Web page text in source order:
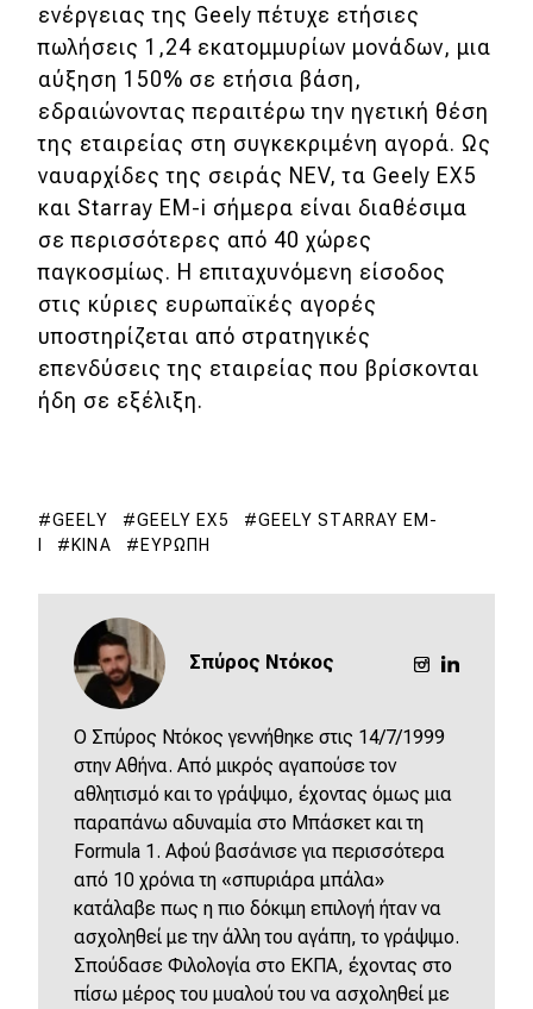
ενέργειας της Geely πέτυχε ετήσιες
πωλήσεις 1,24 εκατομμυρίων μονάδων, μια
αύξηση 150% σε ετήσια βάση,
εδραιώνοντας περαιτέρω την ηγετική θέση
της εταιρείας στη συγκεκριμένη αγορά. Ως
ναυαρχίδες της σειράς NEV, τα Geely EΧ5
και Starray EM-i σήμερα είναι διαθέσιμα
σε περισσότερες από 40 χώρες
παγκοσμίως. Η επιταχυνόμενη είσοδος
στις κύριες ευρωπαϊκές αγορές
υποστηρίζεται από στρατηγικές
επενδύσεις της εταιρείας που βρίσκονται
ήδη σε εξέλιξη.
GEELY GEELY EX5
GEELY STARRAY EM-
ΚΊΝΑ ΕΥΡΏΠΗ
Σπύρος Ντόκος
O Σπύρος Ντόκος γεννήθηκε στις 14/7/1999
στην Αθήνα. Από μικρός αγαπούσε τον
αθλητισμό και το γράψιμο, έχοντας όμως μια
παραπάνω αδυναμία στο Μπάσκετ και τη
Formula 1. Αφού βασάνισε για περισσότερα
από 10 χρόνια τη «σπυριάρα μπάλα»
κατάλαβε πως η πιο δόκιμη επιλογή ήταν να
ασχοληθεί με την άλλη του αγάπη, το γράψιμο.
Σπούδασε Φιλολογία στο ΕΚΠΑ, έχοντας στο
πίσω μέρος του μυαλού του να ασχοληθεί με